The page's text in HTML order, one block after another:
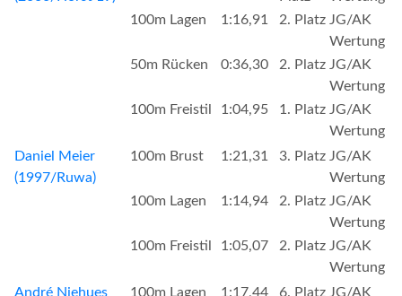
100m Lagen
1:16,91 2. Platz JG/AK
Wertung
50m Rücken
0:36,30 2. Platz JG/AK
Wertung
100m Freistil
1:04,95 1. Platz JG/AK
Wertung
Daniel Meier
(1997/Ruwa)
100m Brust 1:21,31 3. Platz JG/AK
Wertung
100m Lagen
1:14,94 2. Platz JG/AK
Wertung
100m Freistil
1:05,07 2. Platz JG/AK
Wertung
André Niehues
100m Lagen 1:17,44 6. Platz JG/AK